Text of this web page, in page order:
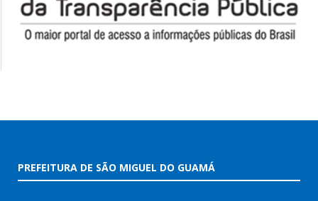
PREFEITURA DE SÃO MIGUEL DO GUAMÁ